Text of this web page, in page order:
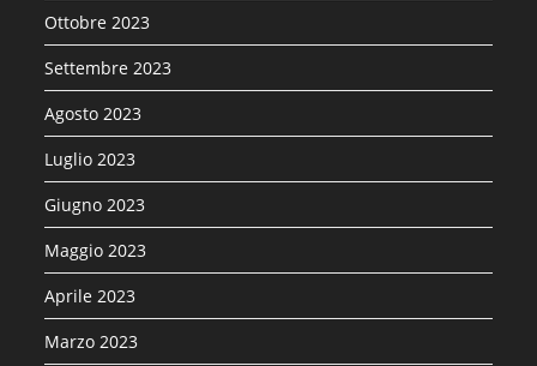
Ottobre 2023
Settembre 2023
Agosto 2023
Luglio 2023
Giugno 2023
Maggio 2023
Aprile 2023
Marzo 2023